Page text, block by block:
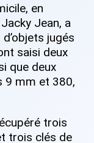
en
Jean, a
jugés
saisi deux
que deux
9 mm et 380,
trois
trois clés de